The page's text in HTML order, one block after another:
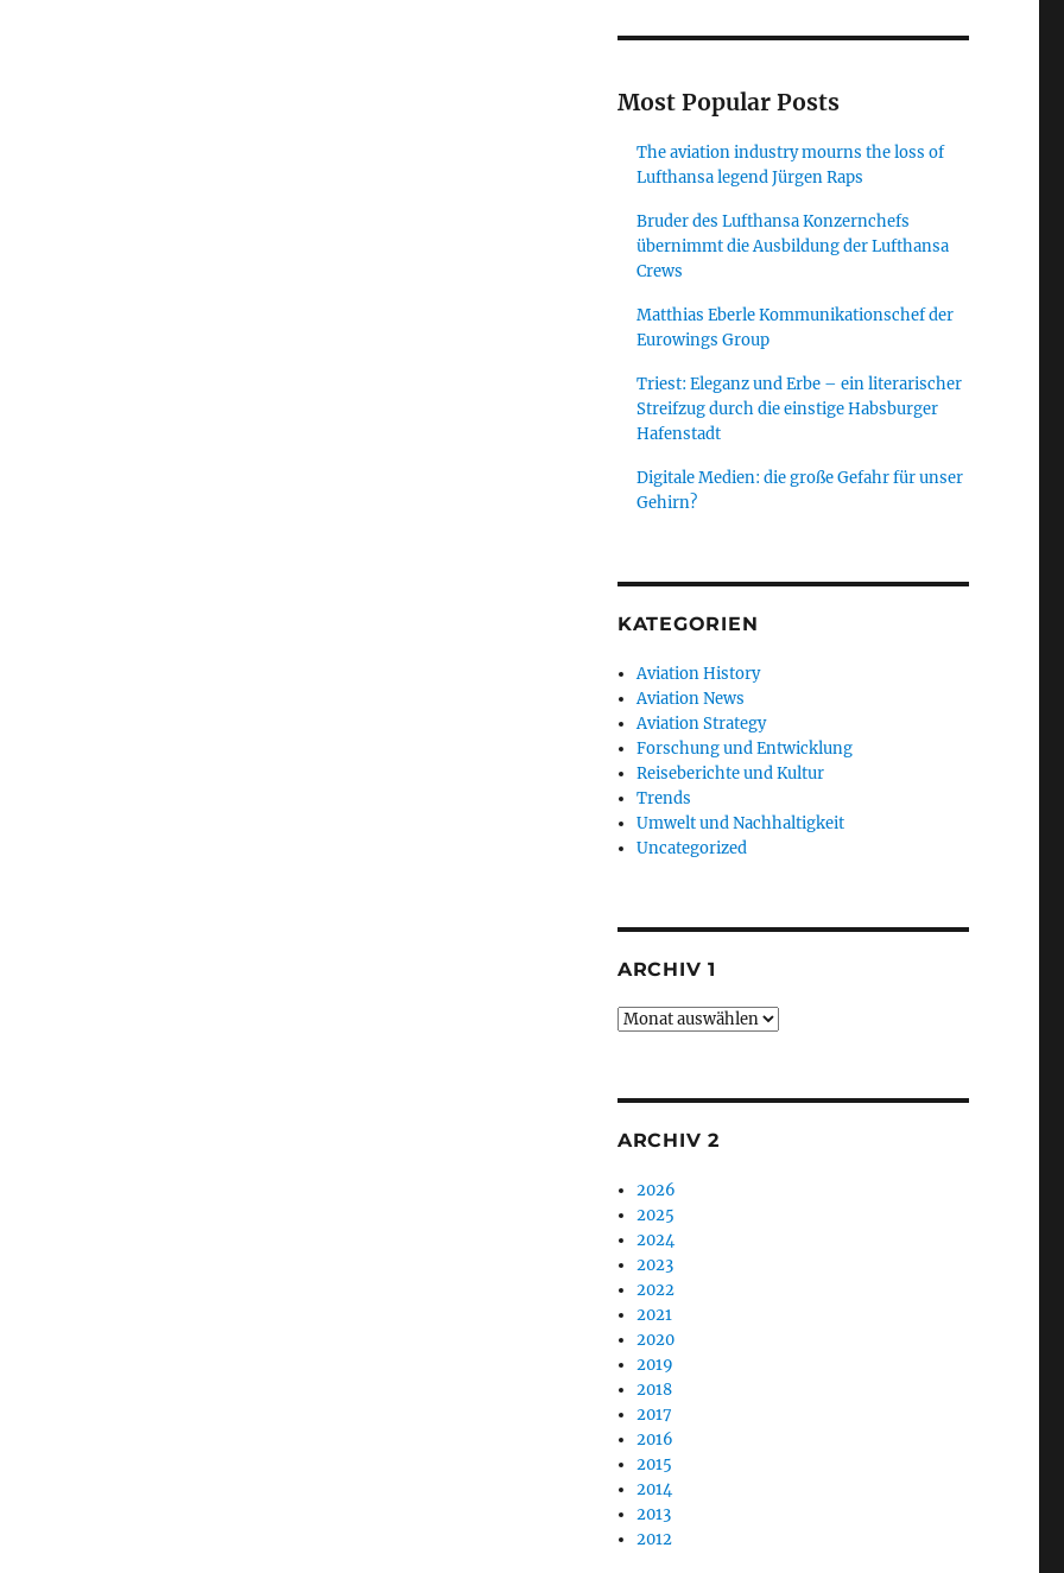
Most Popular Posts
The aviation industry mourns the loss of
Lufthansa legend Jürgen Raps
Bruder des Lufthansa Konzernchefs
übernimmt die Ausbildung der Lufthansa
Crews
Matthias Eberle Kommunikationschef der
Eurowings Group
Triest: Eleganz und Erbe – ein literarischer
Streifzug durch die einstige Habsburger
Hafenstadt
Digitale Medien: die große Gefahr für unser
Gehirn?
KATEGORIEN
Aviation History
Aviation News
Aviation Strategy
Forschung und Entwicklung
Reiseberichte und Kultur
Trends
Umwelt und Nachhaltigkeit
Uncategorized
ARCHIV 1
Archiv
ARCHIV 2
2026
2025
2024
2023
2022
2021
2020
2019
2018
2017
2016
2015
2014
2013
2012